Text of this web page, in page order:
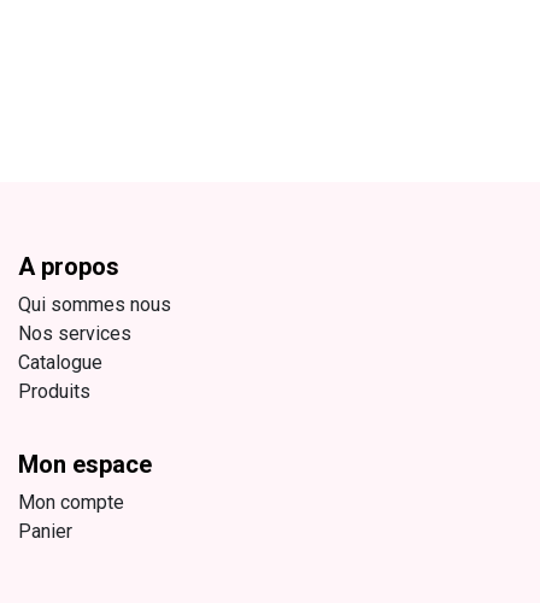
A propos
Qui sommes nous
Nos services
Catalogue
Produits
Mon espace
Mon compte
Panier